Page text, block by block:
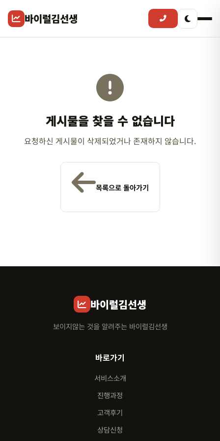
바이럴김선생
게시물을 찾을 수 없습니다
요청하신 게시물이 삭제되었거나 존재하지 않습니다.
목록으로 돌아가기
바이럴김선생
보이지않는 것을 알려주는 바이럴김선생
바로가기
서비스소개
진행과정
고객후기
상담신청